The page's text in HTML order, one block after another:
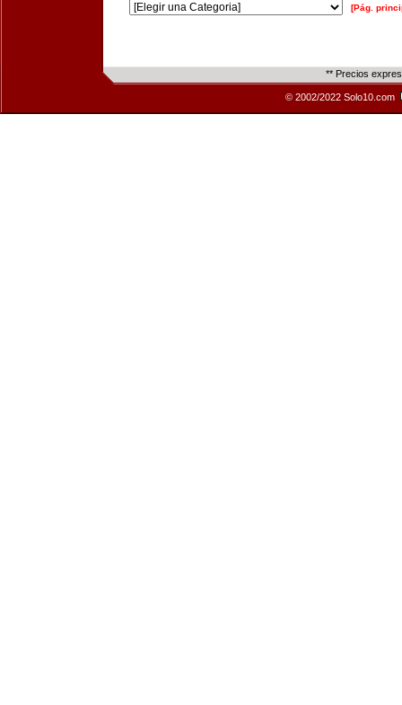
[Pág.
** Precios
© 2002/2022 Solo10.com